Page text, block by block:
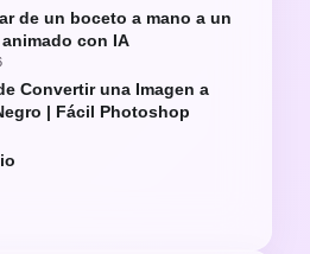
de un boceto a mano a un
con IA
Convertir una Imagen a
| Fácil Photoshop